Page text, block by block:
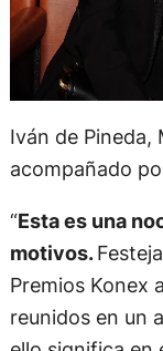
Iván de Pineda,
acompañado
“Esta es una
motivos.
Premios Konex
reunidos en un